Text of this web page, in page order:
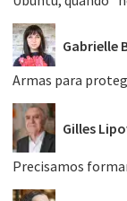
Gabrielle
Armas para
Gilles
Precisamos